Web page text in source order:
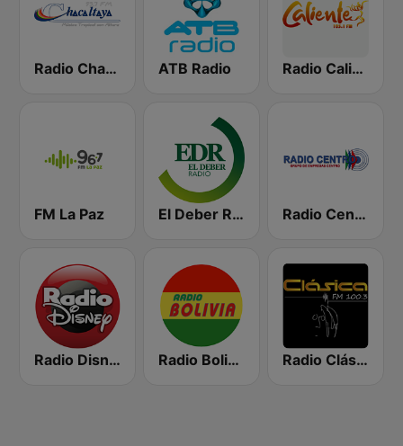
Radio Chacaltaya ATB Radio Radio Caliente 105.1 FM
FM La Paz El Deber Radio Radio Centro FM 96.1
Radio Disney Bolivia Radio Bolivia Radio Clásica 100.3 FM